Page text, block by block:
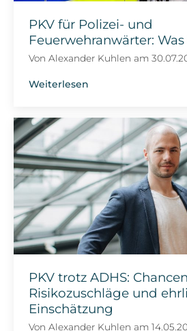
PKV für Polizei- und
Feuerwehranwärter:
VonAlexander Kuhlen am
Weiterlesen
PKV trotz ADHS:
Risikozuschläge und
Einschätzung
VonAlexander Kuhlen am